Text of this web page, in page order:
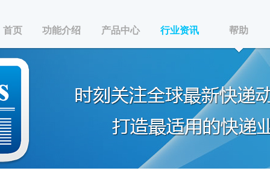
首页 功能介绍 产品中心 行业资讯 帮助